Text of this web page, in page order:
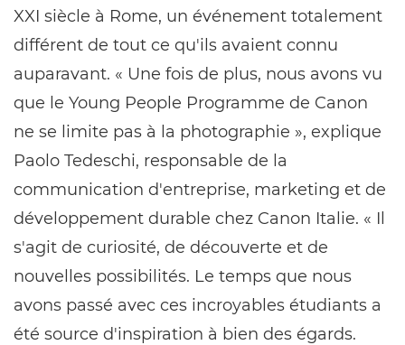
XXI siècle à Rome, un événement totalement
différent de tout ce qu'ils avaient connu
auparavant. « Une fois de plus, nous avons vu
que le Young People Programme de Canon
ne se limite pas à la photographie », explique
Paolo Tedeschi, responsable de la
communication d'entreprise, marketing et de
développement durable chez Canon Italie. « Il
s'agit de curiosité, de découverte et de
nouvelles possibilités. Le temps que nous
avons passé avec ces incroyables étudiants a
été source d'inspiration à bien des égards.